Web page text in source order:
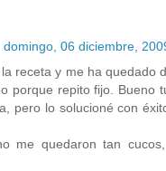
domingo, 06 diciembre,
receta y me ha quedado
porque repito fijo. Bueno
pero lo solucioné con
me quedaron tan